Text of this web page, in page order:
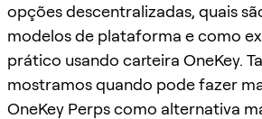
opções descentralizadas, quais
modelos de plataforma e como
prático usando carteira OneKey.
mostramos quando pode fazer
OneKey Perps como alternativa